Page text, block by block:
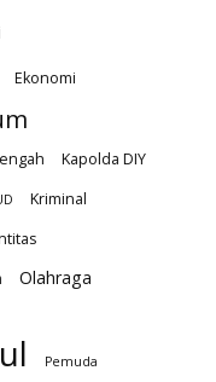
Ekonomi
Kapolda DIY
Kriminal
Olahraga
Pemuda